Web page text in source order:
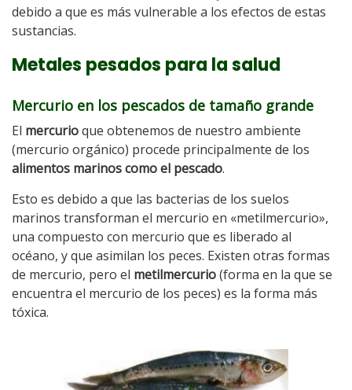
debido a que es más vulnerable a los efectos de estas
sustancias.
Metales pesados para la salud
Mercurio en los pescados de tamaño grande
El mercurioque obtenemos de nuestro ambiente
(mercurio orgánico) procede principalmente de los
alimentos marinos como el pescado.
Esto es debido a que las bacterias de los suelos
marinos transforman el mercurio en «metilmercurio»,
una compuesto con mercurio que es liberado al
océano, y que asimilan los peces. Existen otras formas
de mercurio, pero el metilmercurio(forma en la que se
encuentra el mercurio de los peces) es la forma más
tóxica.